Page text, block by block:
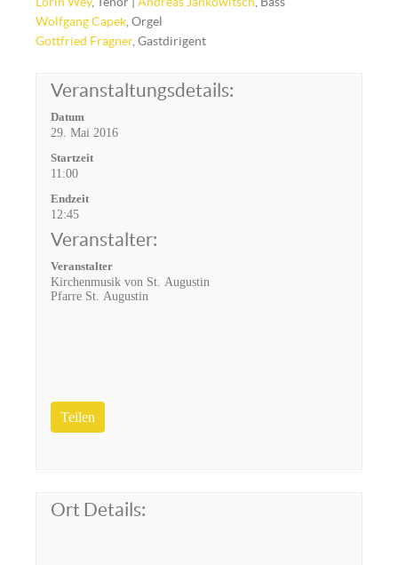
Wolfgang Capek , Orgel
Gottfried Fragner, Gastdirigent
Veranstaltungsdetails:
Datum
29. Mai 2016
Startzeit
11:00
Endzeit
12:45
Veranstalter:
Veranstalter
Kirchenmusik von St. Augustin
Pfarre St. Augustin
Teilen
Ort Details: